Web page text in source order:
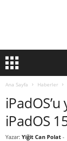
Ana Sayfa Haberler
iPadOS
Yazar: Yiğit Can Polat -